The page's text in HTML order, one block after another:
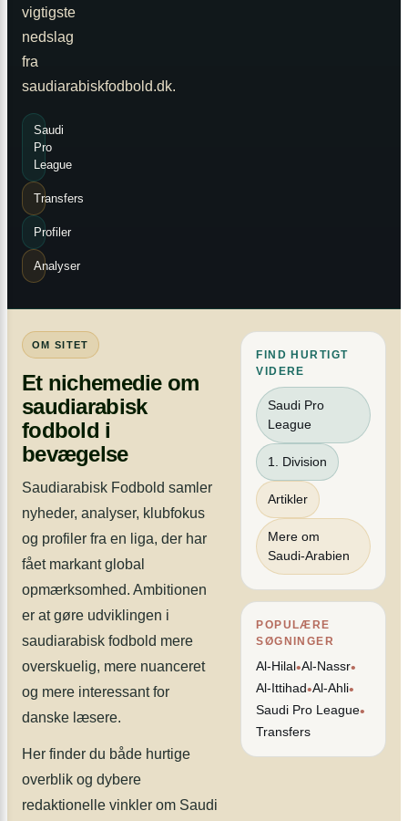
vigtigste
nedslag
fra
saudiarabiskfodbold.dk.
Saudi
Pro
League
Transfers
Profiler
Analyser
OM SITET
Et nichemedie om
saudiarabisk
fodbold i
bevægelse
Saudiarabisk Fodbold samler
nyheder, analyser, klubfokus
og profiler fra en liga, der har
fået markant global
opmærksomhed. Ambitionen
er at gøre udviklingen i
saudiarabisk fodbold mere
overskuelig, mere nuanceret
og mere interessant for
danske læsere.
Her finder du både hurtige
overblik og dybere
redaktionelle vinkler om Saudi
FIND HURTIGT
VIDERE
Saudi Pro
League
1. Division
Artikler
Mere om
Saudi-Arabien
POPULÆRE
SØGNINGER
Al-Hilal•Al-Nassr•
Al-Ittihad•Al-Ahli•
Saudi Pro League•
Transfers